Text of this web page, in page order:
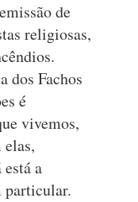
de
religiosas,
dos Fachos
é
vivemos,
a
particular.